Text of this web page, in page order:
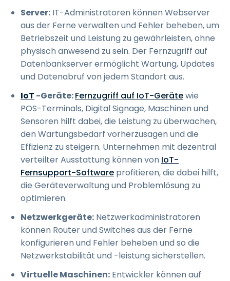
Server: IT-Administratoren können Webserver
aus der Ferne verwalten und Fehler beheben, um
Betriebszeit und Leistung zu gewährleisten, ohne
physisch anwesend zu sein. Der Fernzugriff auf
Datenbankserver ermöglicht Wartung, Updates
und Datenabruf von jedem Standort aus.
IoT -Geräte:Fernzugriff auf IoT-Gerätewie
POS-Terminals, Digital Signage, Maschinen und
Sensoren hilft dabei, die Leistung zu überwachen,
den Wartungsbedarf vorherzusagen und die
Effizienz zu steigern. Unternehmen mit dezentral
verteilter Ausstattung können von IoT-
Fernsupport-Software profitieren, die dabei hilft,
die Geräteverwaltung und Problemlösung zu
optimieren.
Netzwerkgeräte: Netzwerkadministratoren
können Router und Switches aus der Ferne
konfigurieren und Fehler beheben und so die
Netzwerkstabilität und -leistung sicherstellen.
Virtuelle Maschinen: Entwickler können auf